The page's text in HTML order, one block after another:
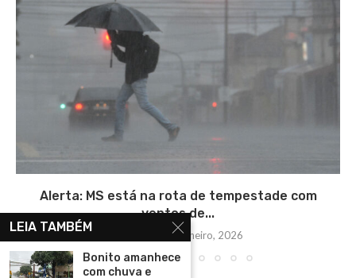
Alerta: MS está na rota de tempestade com
ventos de...
terça-feira, 27 janeiro, 2026
LEIA TAMBÉM
Bonito amanhece
com chuva e